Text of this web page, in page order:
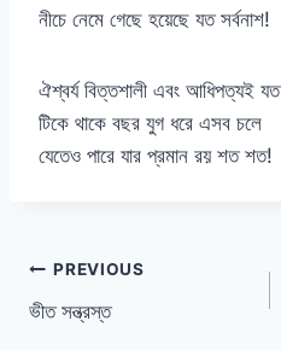
নীচে নেমে গেছে হয়েছে যত সর্বনাশ!
ঐশ্বর্য বিত্তশালী এবং আধিপত্যই যত
টিকে থাকে বছর যুগ ধরে এসব চলে
যেতেও পারে যার প্রমান রয় শত শত!
Post
navigation
PREVIOUS
ভীত সন্ত্রস্ত